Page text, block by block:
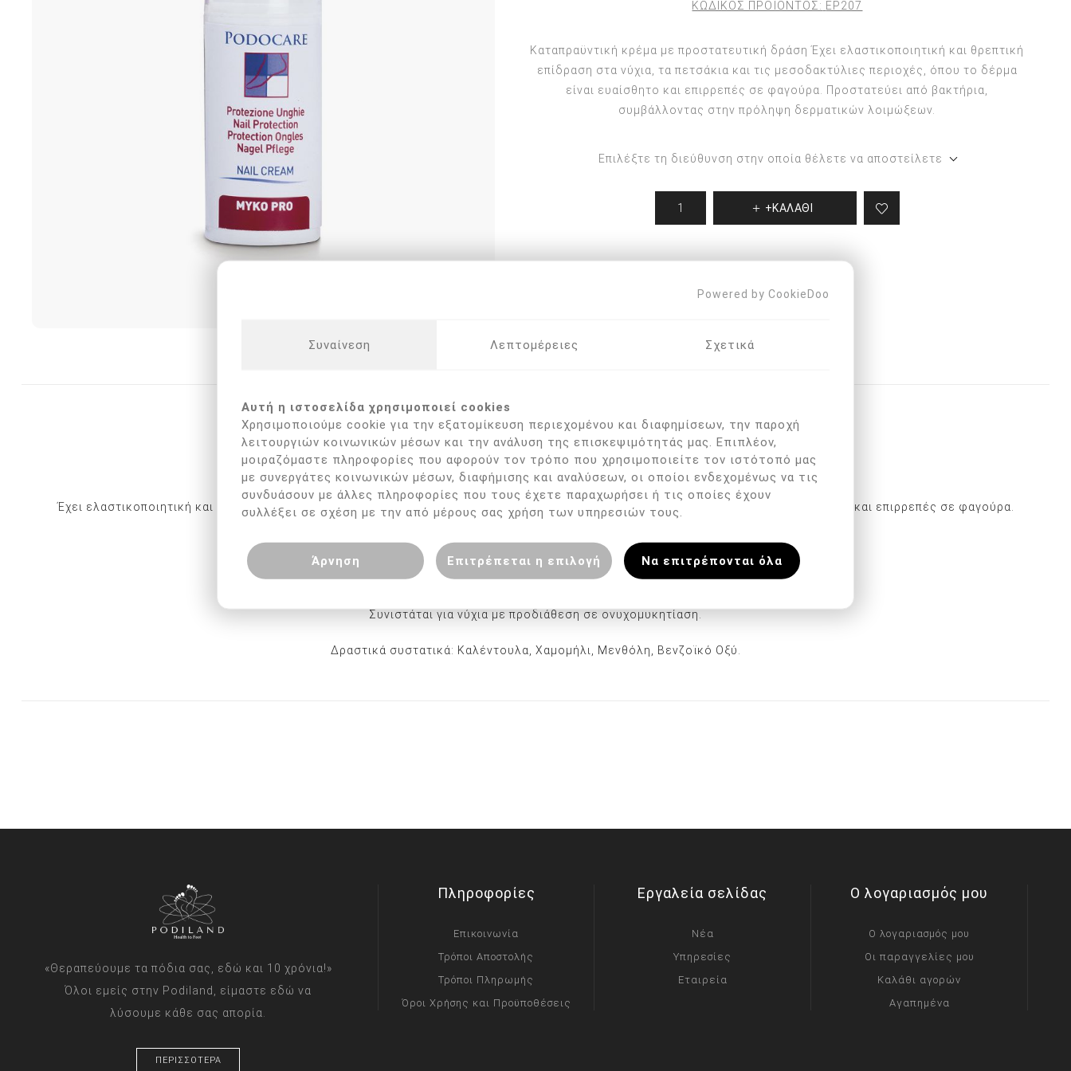
Ποδολογική τροχοί -
Καμπίνες ποδολογίας
Αποστείρωση - Απολύμανση
Καρέκλες ποδολογίας
Καρέκλες αισθητικής
Διάφορος εξοπλισμός
4BLANC ΑΠΟΡΡΟΦΗΤΗΡΕΣ
ΜΑΝΙΚΙΟΥΡ/ΠΕΝΤΙΚΙΟΥΡ
Ποδολογίας
Προϊόντα για τα χέρια
ΚΩΔΙΚΟΣ ΠΡΟΪΟΝΤΟΣ: EP207
Καταπραϋντική κρέμα με προστατευτική δράση Έχει ελαστικοποιητική και θρεπτική
επίδραση στα νύχια, τα πετσάκια και τις μεσοδακτύλιες περιοχές, όπου το δέρμα
είναι ευαίσθητο και επιρρεπές σε φαγούρα. Προστατεύει από βακτήρια,
συμβάλλοντας στην πρόληψη δερματικών λοιμώξεων.
Επιλέξτε τη διεύθυνση στην οποία θέλετε να αποστείλετε
+ΚΑΛΑΘΙ
ΠΕΡΙΓΡΑΦΉ
Καταπραϋντική κρέμα με προστατευτική δράση
Έχει ελαστικοποιητική και θρεπτική επίδραση στα νύχια, τα πετσάκια και τις μεσοδακτύλιες περιοχές, όπου το δέρμα είναι ευαίσθητο και επιρρεπές σε φαγούρα.
Προστατεύει από βακτήρια, συμβάλλοντας στην πρόληψη δερματικών λοιμώξεων.
Ιδανική για ταλαιπωρημένα και κιτρινισμένα νύχια.
Συνιστάται για νύχια με προδιάθεση σε ονυχομυκητίαση.
Δραστικά συστατικά: Καλέντουλα, Χαμομήλι, Μενθόλη, Βενζοϊκό Οξύ.
«Θεραπεύουμε τα πόδια σας, εδώ και 10 χρόνια!»
Όλοι εμείς στην Podiland, είμαστε εδώ να
λύσουμε κάθε σας απορία.
ΠΕΡΙΣΣΟΤΕΡΑ
Πληροφορίες
Επικοινωνία
Τρόποι Αποστολής
Τρόποι Πληρωμής
Όροι Χρήσης και Προϋποθέσεις
Εργαλεία σελίδας
Νέα
Υπηρεσίες
Εταιρεία
Ο λογαριασμός μου
Ο λογαριασμός μου
Οι παραγγελίες μου
Καλάθι αγορών
Αγαπημένα
Powered by CookieDoo
Συναίνεση Λεπτομέρειες Σχετικά
Αυτή η ιστοσελίδα χρησιμοποιεί cookies
Χρησιμοποιούμε cookie για την εξατομίκευση περιεχομένου και διαφημίσεων, την παροχή
λειτουργιών κοινωνικών μέσων και την ανάλυση της επισκεψιμότητάς μας. Επιπλέον,
μοιραζόμαστε πληροφορίες που αφορούν τον τρόπο που χρησιμοποιείτε τον ιστότοπό μας
με συνεργάτες κοινωνικών μέσων, διαφήμισης και αναλύσεων, οι οποίοι ενδεχομένως να τις
συνδυάσουν με άλλες πληροφορίες που τους έχετε παραχωρήσει ή τις οποίες έχουν
συλλέξει σε σχέση με την από μέρους σας χρήση των υπηρεσιών τους.
Άρνηση Επιτρέπεται η επιλογή Να επιτρέπονται όλα